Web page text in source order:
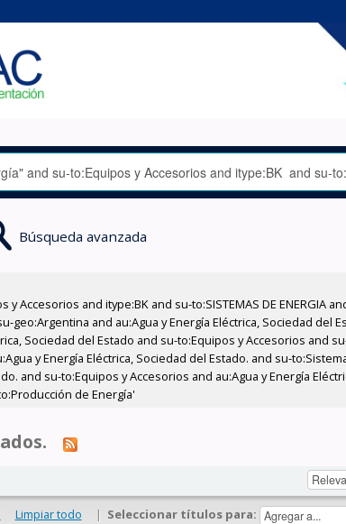
Búsqueda avanzada
and itype:BK and su-to:SISTEMAS DE ENERGIA
and au:Agua y Energía Eléctrica, Sociedad del
Sociedad del Estado and su-to:Equipos y Accesorios and
y Energía Eléctrica, Sociedad del Estado. and su-
and su-to:Equipos y Accesorios and au:Agua y Energía
de Energía'
Limpiar todo | Seleccionar títulos para: